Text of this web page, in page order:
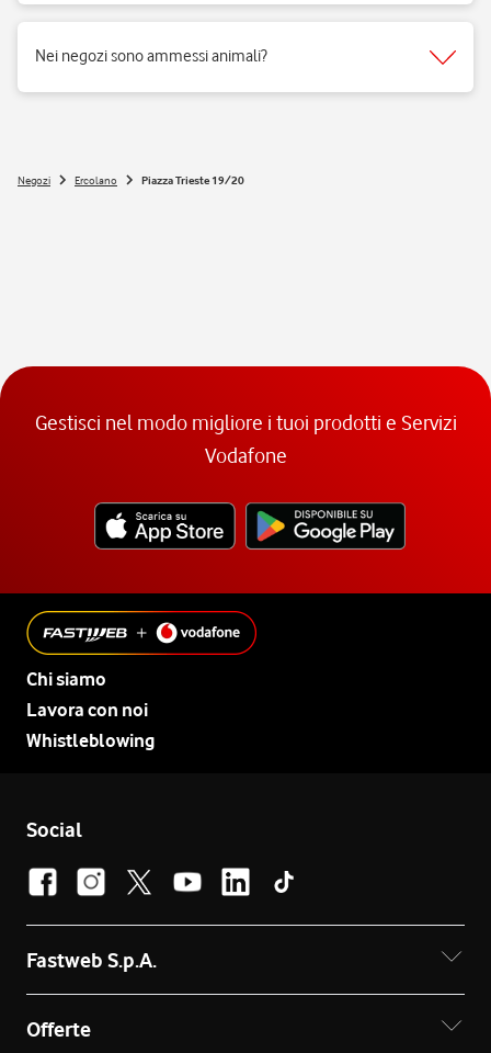
Nei negozi sono ammessi animali?
Negozi Ercolano Piazza Trieste 19/20
Gestisci nel modo migliore i tuoi prodotti e Servizi
Vodafone
Chi siamo
Lavora con noi
Whistleblowing
Social
Fastweb S.p.A.
Offerte